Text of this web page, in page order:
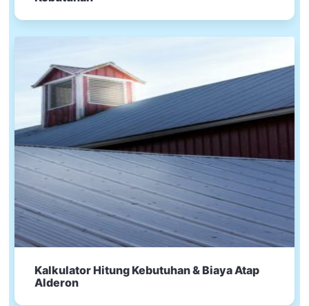
Kalkulator Hitung Kebutuhan & Biaya Atap
Alderon